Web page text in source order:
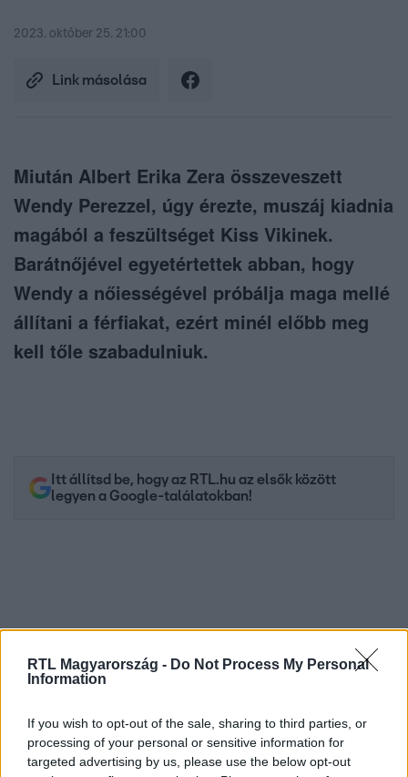
RTL Magyarország - Do Not Process My Personal
Information
If you wish to opt-out of the sale, sharing to third parties, or
processing of your personal or sensitive information for
targeted advertising by us, please use the below opt-out
2023. október 25. 21:00
Link másolása
Miután Albert Erika Zera összeveszett
Wendy Perezzel, úgy érezte, muszáj kiadnia
magából a feszültséget Kiss Vikinek.
Barátnőjével egyetértettek abban, hogy
Wendy a nőiességével próbálja maga mellé
állítani a férfiakat, ezért minél előbb meg
kell tőle szabadulniuk.
Itt állítsd be, hogy az RTL.hu az elsők között
legyen a Google-találatokban!
Kövess minket, és értesülj a friss hírekről a
Facebookon is!